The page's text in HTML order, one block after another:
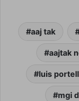
aaj tak
aajtak
luis
mgi